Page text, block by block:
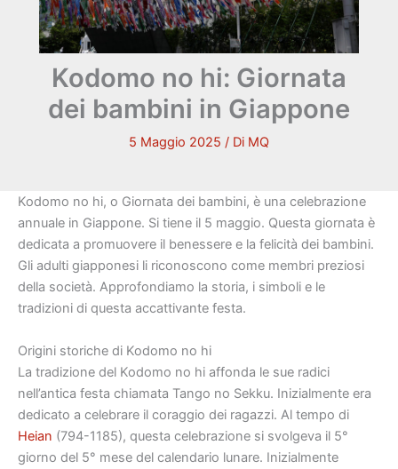
Kodomo no hi: Giornata
dei bambini in Giappone
5 Maggio 2025 / Di MQ
Kodomo no hi, o Giornata dei bambini, è una celebrazione
annuale in Giappone. Si tiene il 5 maggio. Questa giornata è
dedicata a promuovere il benessere e la felicità dei bambini.
Gli adulti giapponesi li riconoscono come membri preziosi
della società. Approfondiamo la storia, i simboli e le
tradizioni di questa accattivante festa.
Origini storiche di Kodomo no hi
La tradizione del Kodomo no hi affonda le sue radici
nell’antica festa chiamata Tango no Sekku. Inizialmente era
dedicato a celebrare il coraggio dei ragazzi. Al tempo di
Heian (794-1185), questa celebrazione si svolgeva il 5°
giorno del 5° mese del calendario lunare. Inizialmente